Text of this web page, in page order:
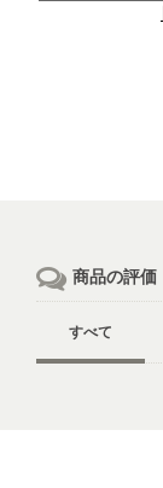
商品の評価
すべて